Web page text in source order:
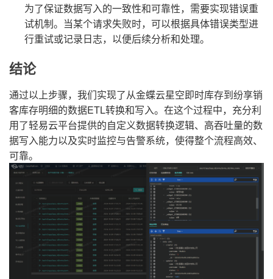
为了保证数据写入的一致性和可靠性，需要实现错误重
试机制。当某个请求失败时，可以根据具体错误类型进
行重试或记录日志，以便后续分析和处理。
结论
通过以上步骤，我们实现了从金蝶云星空即时库存到纷享销
客库存明细的数据ETL转换和写入。在这个过程中，充分利
用了轻易云平台提供的自定义数据转换逻辑、高吞吐量的数
据写入能力以及实时监控与告警系统，使得整个流程高效、
可靠。